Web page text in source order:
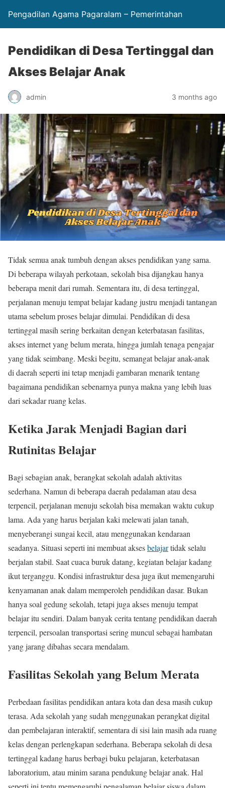
Pengadilan Agama Pagaralam – Pemerintahan
Pendidikan di Desa Tertinggal dan
Akses Belajar Anak
admin 3 months ago
Tidak semua anak tumbuh dengan akses pendidikan yang sama.
Di beberapa wilayah perkotaan, sekolah bisa dijangkau hanya
beberapa menit dari rumah. Sementara itu, di desa tertinggal,
perjalanan menuju tempat belajar kadang justru menjadi tantangan
utama sebelum proses belajar dimulai. Pendidikan di desa
tertinggal masih sering berkaitan dengan keterbatasan fasilitas,
akses internet yang belum merata, hingga jumlah tenaga pengajar
yang tidak seimbang. Meski begitu, semangat belajar anak-anak
di daerah seperti ini tetap menjadi gambaran menarik tentang
bagaimana pendidikan sebenarnya punya makna yang lebih luas
dari sekadar ruang kelas.
Ketika Jarak Menjadi Bagian dari
Rutinitas Belajar
Bagi sebagian anak, berangkat sekolah adalah aktivitas
sederhana. Namun di beberapa daerah pedalaman atau desa
terpencil, perjalanan menuju sekolah bisa memakan waktu cukup
lama. Ada yang harus berjalan kaki melewati jalan tanah,
menyeberangi sungai kecil, atau menggunakan kendaraan
seadanya. Situasi seperti ini membuat aksesbelajartidak selalu
berjalan stabil. Saat cuaca buruk datang, kegiatan belajar kadang
ikut terganggu. Kondisi infrastruktur desa juga ikut memengaruhi
kenyamanan anak dalam memperoleh pendidikan dasar. Bukan
hanya soal gedung sekolah, tetapi juga akses menuju tempat
belajar itu sendiri. Dalam banyak cerita tentang pendidikan daerah
terpencil, persoalan transportasi sering muncul sebagai hambatan
yang jarang dibahas secara mendalam.
Fasilitas Sekolah yang Belum Merata
Perbedaan fasilitas pendidikan antara kota dan desa masih cukup
terasa. Ada sekolah yang sudah menggunakan perangkat digital
dan pembelajaran interaktif, sementara di sisi lain masih ada ruang
kelas dengan perlengkapan sederhana. Beberapa sekolah di desa
tertinggal kadang harus berbagi buku pelajaran, keterbatasan
laboratorium, atau minim sarana pendukung belajar anak. Hal